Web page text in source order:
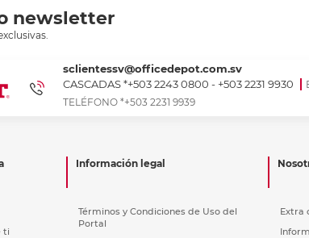
newsletter
sclientessv@officedepot.com.sv
CASCADAS *+503 2243 0800 - +503 2231 9930
TELÉFONO *+503 2231 9939
ti
Información legal
Términos y Condiciones de Uso del
Portal
Extra